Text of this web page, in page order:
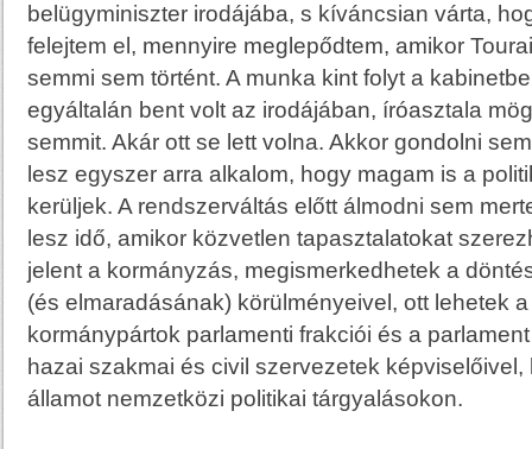
belügyminiszter irodájába, s kíváncsian várta,
felejtem el, mennyire meglepődtem, amikor
semmi sem történt. A munka kint folyt a
egyáltalán bent volt az irodájában, íróasztala
semmit. Akár ott se lett volna. Akkor gondolni
lesz egyszer arra alkalom, hogy magam is a
kerüljek. A rendszerváltás előtt álmodni sem
lesz idő, amikor közvetlen tapasztalatokat
jelent a kormányzás, megismerkedhetek a
(és elmaradásának) körülményeivel, ott lehetek
kormánypártok parlamenti frakciói és a
hazai szakmai és civil szervezetek
államot nemzetközi politikai tárgyalásokon.